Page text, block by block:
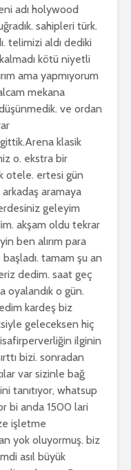
adı holywood
sahipleri türk.
telimizi aldı dediki
kötü niyetli
ama yapmıyorum
mekana
ve ordan
klasik
o. ekstra bir
otele. ertesi gün
aramaya
geleyim
akşam oldu tekrar
ben alırım para
tamam şu an
dedim. saat geç
oyalandık o gün.
kardeş biz
geleceksen hiç
ilginin
bizi. sonradan
var sizinle bağ
tanıtıyor, whatsup
bi anda 1500 lari
işletme
yok oluyormuş. biz
asıl büyük